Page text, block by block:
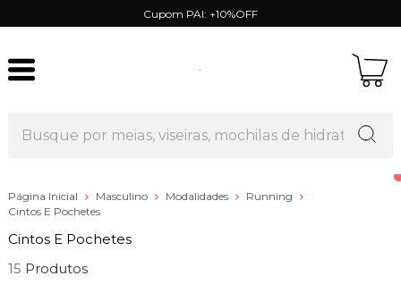
Cupom PAI: +10%OFF
Página Inicial Masculino Modalidades
Running
Cintos E Pochetes
Cintos E Pochetes
15